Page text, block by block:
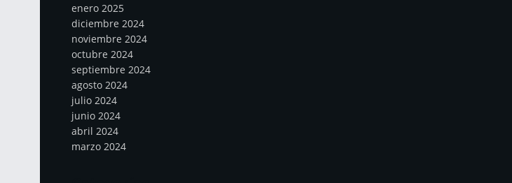
enero 2025
diciembre 2024
noviembre 2024
octubre 2024
septiembre 2024
agosto 2024
julio 2024
junio 2024
abril 2024
marzo 2024